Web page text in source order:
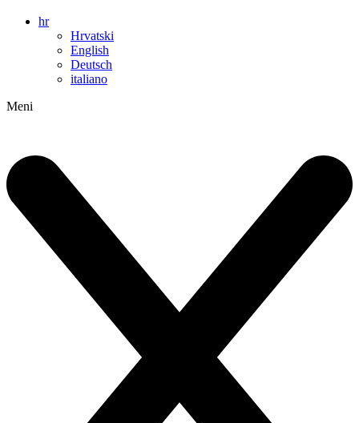
hr
Hrvatski
English
Deutsch
italiano
Meni